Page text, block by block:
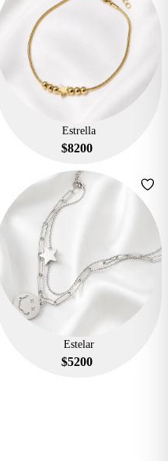
Estrella
$8200
Estelar
$5200